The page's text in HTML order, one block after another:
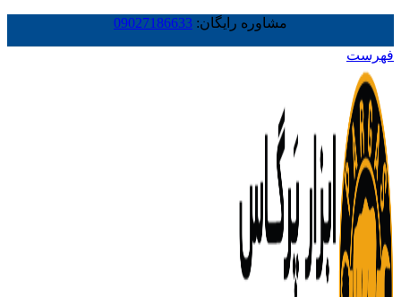
مشاوره رایگان: 09027186633
فهرست